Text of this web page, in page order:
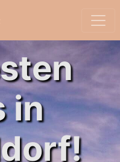
in